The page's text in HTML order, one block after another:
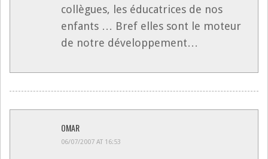
collègues, les éducatrices de nos
enfants … Bref elles sont le moteur
de notre développement…
OMAR
06/07/2007 AT 16:53